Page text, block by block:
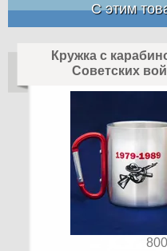
С этим
Кружка с
Советских
800